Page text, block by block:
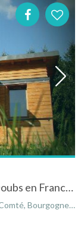
Chalets à Baume-les-Dames dans le Doubs en Franche-Comté au "Domaine d'Aucroix"
Franche-Comté, France